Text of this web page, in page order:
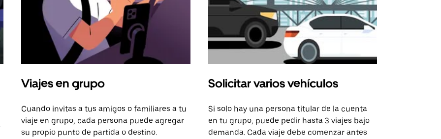
Viajes en grupo
Cuando invitas a tus amigos o familiares a tu
viaje en grupo, cada persona puede agregar
su propio punto de partida o destino.
Solicitar varios vehículos
Si solo hay una persona titular de la cuenta
en tu grupo, puede pedir hasta 3 viajes bajo
demanda. Cada viaje debe comenzar antes